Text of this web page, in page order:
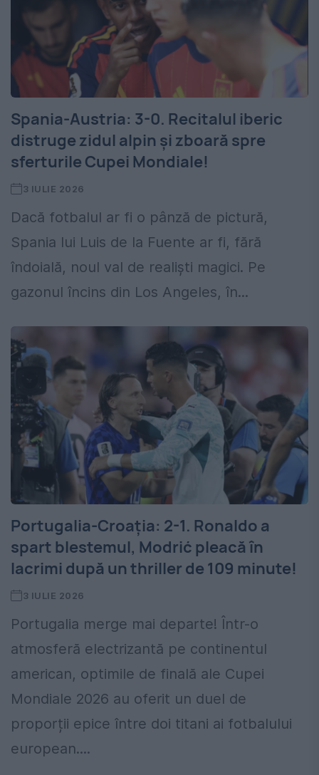
Spania-Austria: 3-0. Recitalul iberic
distruge zidul alpin și zboară spre
sferturile Cupei Mondiale!
3 IULIE 2026
Dacă fotbalul ar fi o pânză de pictură,
Spania lui Luis de la Fuente ar fi, fără
îndoială, noul val de realiști magici. Pe
gazonul încins din Los Angeles, în...
Portugalia-Croația: 2-1. Ronaldo a
spart blestemul, Modrić pleacă în
lacrimi după un thriller de 109 minute!
3 IULIE 2026
Portugalia merge mai departe! Într-o
atmosferă electrizantă pe continentul
american, optimile de finală ale Cupei
Mondiale 2026 au oferit un duel de
proporții epice între doi titani ai fotbalului
european....